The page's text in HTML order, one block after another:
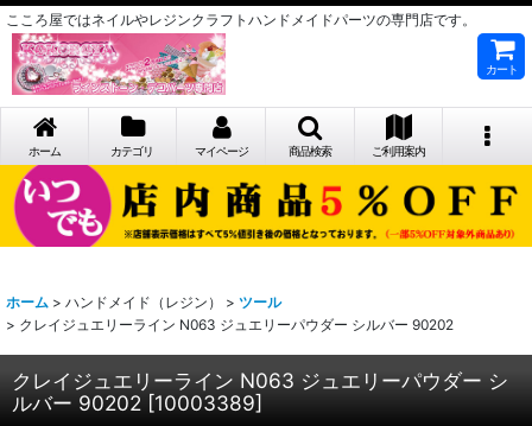
こころ屋ではネイルやレジンクラフトハンドメイドパーツの専門店です。
カート
ホーム カテゴリ マイページ 商品検索 ご利用案内
ホーム > ハンドメイド（レジン） > ツール
> クレイジュエリーライン N063 ジュエリーパウダー シルバー 90202
クレイジュエリーライン N063 ジュエリーパウダー シ
ルバー 90202 [10003389]